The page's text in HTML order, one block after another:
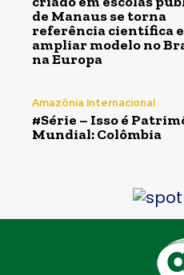
de Manaus se torna
referência científica e
ampliar modelo no
na Europa
Amazônia Internacional
#Série – Isso é
Mundial: Colômbia